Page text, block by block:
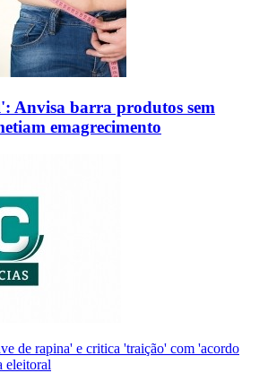
Anvisa barra produtos sem
emagrecimento
de rapina' e critica 'traição' com 'acordo
eleitoral